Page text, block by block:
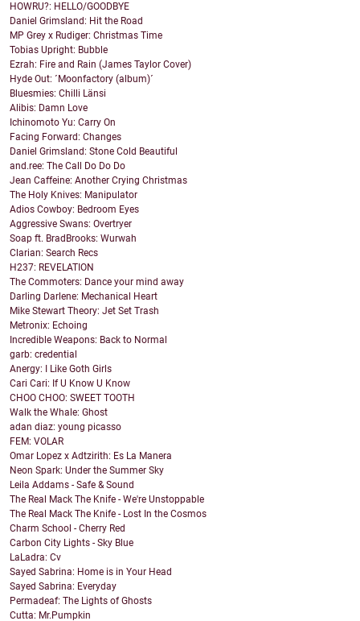
HOWRU?: HELLO/GOODBYE
Daniel Grimsland: Hit the Road
MP Grey x Rudiger: Christmas Time
Tobias Upright: Bubble
Ezrah: Fire and Rain (James Taylor Cover)
Hyde Out: ´Moonfactory (album)´
Bluesmies: Chilli Länsi
Alibis: Damn Love
Ichinomoto Yu: Carry On
Facing Forward: Changes
Daniel Grimsland: Stone Cold Beautiful
and.ree: The Call Do Do Do
Jean Caffeine: Another Crying Christmas
The Holy Knives: Manipulator
Adios Cowboy: Bedroom Eyes
Aggressive Swans: Overtryer
Soap ft. BradBrooks: Wurwah
Clarian: Search Recs
H237: REVELATION
The Commoters: Dance your mind away
Darling Darlene: Mechanical Heart
Mike Stewart Theory: Jet Set Trash
Metronix: Echoing
Incredible Weapons: Back to Normal
garb: credential
Anergy: I Like Goth Girls
Cari Cari: If U Know U Know
CHOO CHOO: SWEET TOOTH
Walk the Whale: Ghost
adan diaz: young picasso
FEM: VOLAR
Omar Lopez x Adtzirith: Es La Manera
Neon Spark: Under the Summer Sky
Leila Addams - Safe & Sound
The Real Mack The Knife - We're Unstoppable
The Real Mack The Knife - Lost In the Cosmos
Charm School - Cherry Red
Carbon City Lights - Sky Blue
LaLadra: Cv
Sayed Sabrina: Home is in Your Head
Sayed Sabrina: Everyday
Permadeaf: The Lights of Ghosts
Cutta: Mr.Pumpkin